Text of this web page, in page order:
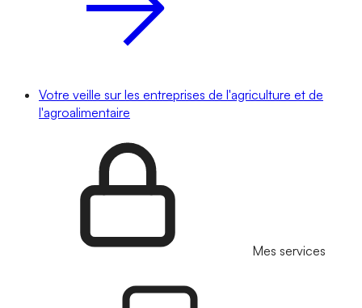
Votre veille sur les entreprises de l'agriculture et de
l'agroalimentaire
Mes services